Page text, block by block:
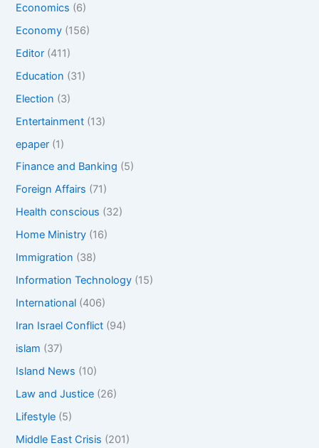
Economics (6)
Economy (156)
Editor (411)
Education (31)
Election (3)
Entertainment (13)
epaper (1)
Finance and Banking (5)
Foreign Affairs (71)
Health conscious (32)
Home Ministry (16)
Immigration (38)
Information Technology (15)
International (406)
Iran Israel Conflict (94)
islam (37)
Island News (10)
Law and Justice (26)
Lifestyle (5)
Middle East Crisis (201)